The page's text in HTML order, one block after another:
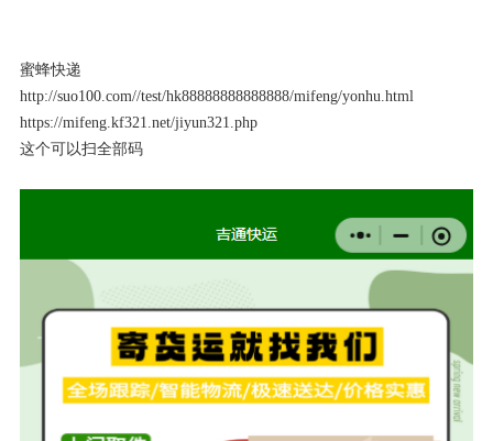
蜜蜂快递
http://suo100.com//test/hk88888888888888/mifeng/yonhu.html
https://mifeng.kf321.net/jiyun321.php
这个可以扫全部码